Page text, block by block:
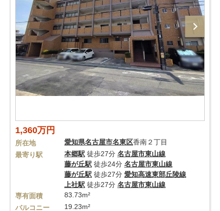
1,360万円
所在地 愛知県名古屋市名東区香南２丁目
最寄り駅
本郷駅 徒歩27分 名古屋市東山線
藤が丘駅 徒歩24分 名古屋市東山線
藤が丘駅 徒歩27分 愛知高速東部丘陵線
上社駅 徒歩27分 名古屋市東山線
専有面積
83.73m²
バルコニー
19.23m²